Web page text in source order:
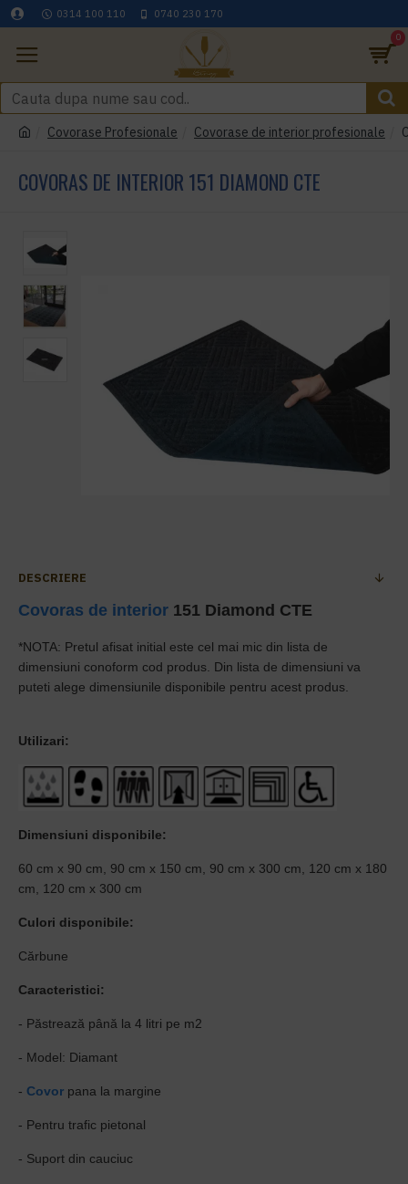
0314 100 110 0740 230 170
0
Covorase Profesionale Covorase de interior profesionale
COVORAS DE INTERIOR 151 DIAMOND CTE
DESCRIERE
Covoras de interior 151 Diamond CTE
*NOTA: Pretul afisat initial este cel mai mic din lista de
dimensiuni conoform cod produs. Din lista de dimensiuni va
puteti alege dimensiunile disponibile pentru acest produs.
Utilizari:
Dimensiuni disponibile:
60 cm x 90 cm, 90 cm x 150 cm, 90 cm x 300 cm, 120 cm x 180
cm, 120 cm x 300 cm
Culori disponibile:
Cărbune
Caracteristici:
- Păstrează până la 4 litri pe m2
- Model: Diamant
- Covor pana la margine
- Pentru trafic pietonal
- Suport din cauciuc